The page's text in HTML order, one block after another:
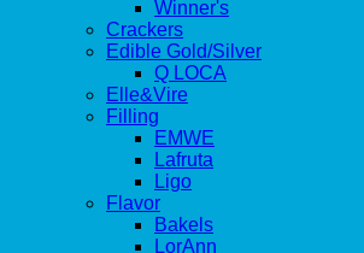
Winner's
Crackers
Edible Gold/Silver
Q LOCA
Elle&Vire
Filling
EMWE
Lafruta
Ligo
Flavor
Bakels
LorAnn